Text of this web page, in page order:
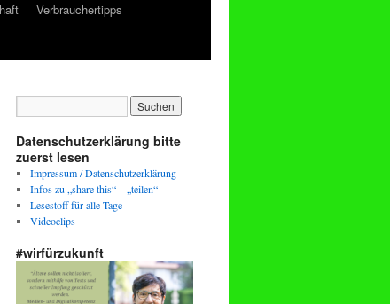
Verbrauchertipps
Datenschutzerklärung bitte
zuerst lesen
Impressum / Datenschutzerklärung
Infos zu „share this“ – „teilen“
Lesestoff für alle Tage
Videoclips
#wirfürzukunft